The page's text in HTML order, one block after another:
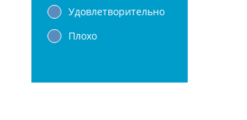
Удовлетворительно
Плохо